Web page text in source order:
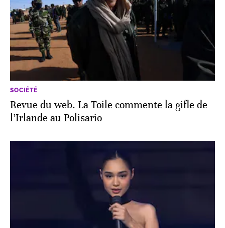
SOCIÉTÉ
Revue du web. La Toile commente la gifle de
l’Irlande au Polisario